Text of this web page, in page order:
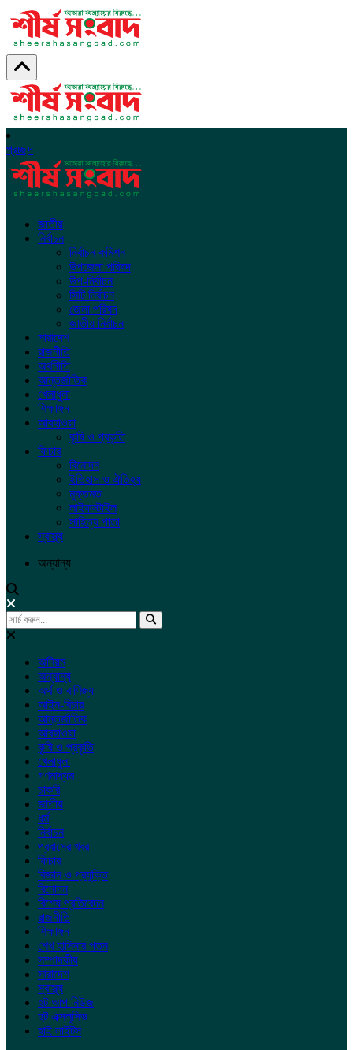
প্রচ্ছদ
জাতীয়
নির্বাচন
নির্বাচন কমিশন
উপজেলা পরিষদ
উপ-নির্বাচন
সিটি নির্বাচন
জেলা পরিষদ
জাতীয় নির্বাচন
সারাদেশ
রাজনীতি
অর্থনীতি
আন্তর্জাতিক
খেলাধুলা
শিক্ষাঙ্গন
আবহাওয়া
কৃষি ও প্রকৃতি
ফিচার
বিনোদন
ইতিহাস ও ঐতিহ্য
মুক্তমত
লাইফস্টাইল
সাহিত্য পাতা
স্বাস্থ্য
অন্যান্য
অনিয়ম
অন্যান্য
অর্থ ও বাণিজ্য
আইন-বিচার
আন্তর্জাতিক
আবহাওয়া
কৃষি ও প্রকৃতি
খেলাধুলা
গণমাধ্যম
চাকরি
জাতীয়
ধর্ম
নির্বাচন
প্রবাসের খবর
ফিচার
বিজ্ঞান ও প্রযুক্তি
বিনোদন
বিশেষ প্রতিবেদন
রাজনীতি
শিক্ষাঙ্গন
শেখ হাসিনার পতন
সম্পাদকীয়
সারাদেশ
স্বাস্থ্য
হট আপ নিউজ
হট এক্সলুসিভ
হাই লাইটস